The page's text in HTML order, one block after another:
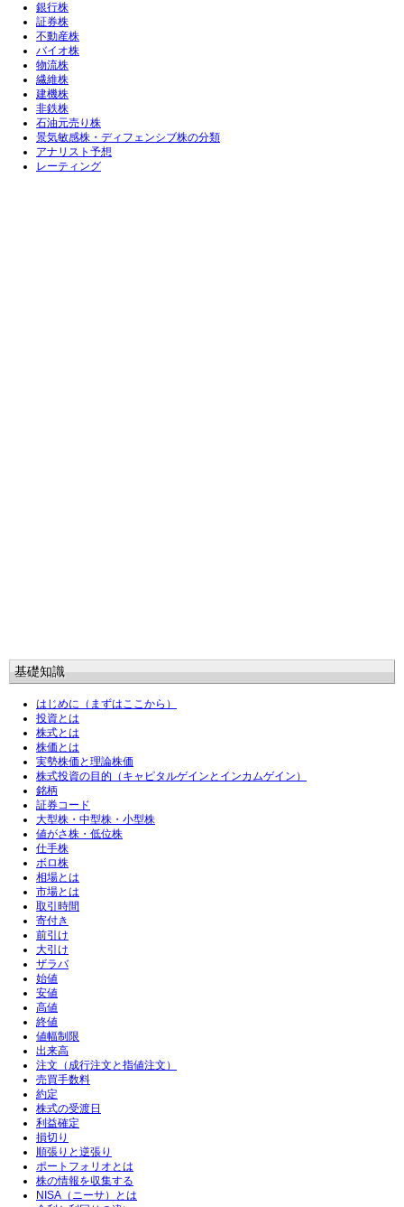
銀行株
証券株
不動産株
バイオ株
物流株
繊維株
建機株
非鉄株
石油元売り株
景気敏感株・ディフェンシブ株の分類
アナリスト予想
レーティング
基礎知識
はじめに（まずはここから）
投資とは
株式とは
株価とは
実勢株価と理論株価
株式投資の目的（キャピタルゲインとインカムゲイン）
銘柄
証券コード
大型株・中型株・小型株
値がさ株・低位株
仕手株
ボロ株
相場とは
市場とは
取引時間
寄付き
前引け
大引け
ザラバ
始値
安値
高値
終値
値幅制限
出来高
注文（成行注文と指値注文）
売買手数料
約定
株式の受渡日
利益確定
損切り
順張りと逆張り
ポートフォリオとは
株の情報を収集する
NISA（ニーサ）とは